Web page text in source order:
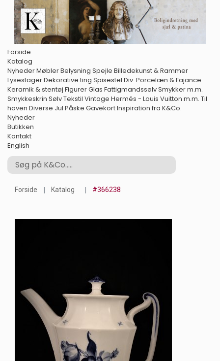
Forside
Katalog
NyhederMøblerBelysning Spejle Billedekunst & Rammer
LysestagerDekorative ting Spisestel Div. Porcelæn & Fajance
Keramik & stentøj FigurerGlas FattigmandssølvSmykker m.m.
Smykkeskrin SølvTekstil Vintage Hermés - Louis Vuitton m.m. Til
haven Diverse Jul Påske GavekortInspiration fra K&Co.
Nyheder
Butikken
Kontakt
English
Forside Katalog #366238